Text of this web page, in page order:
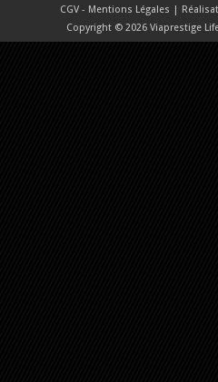
CGV - Mentions Légales |
Copyright © 2026 Viaprestige